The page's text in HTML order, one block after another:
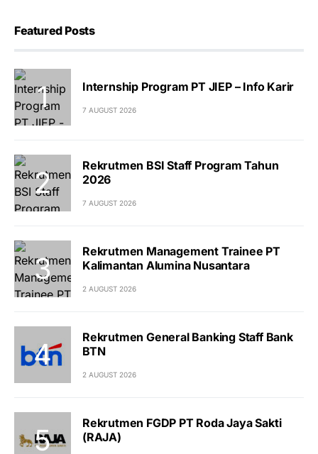
Featured Posts
Internship Program PT JIEP – Info Karir
7 AUGUST 2026
Rekrutmen BSI Staff Program Tahun
2026
7 AUGUST 2026
Rekrutmen Management Trainee PT
Kalimantan Alumina Nusantara
2 AUGUST 2026
Rekrutmen General Banking Staff Bank
BTN
2 AUGUST 2026
Rekrutmen FGDP PT Roda Jaya Sakti
(RAJA)